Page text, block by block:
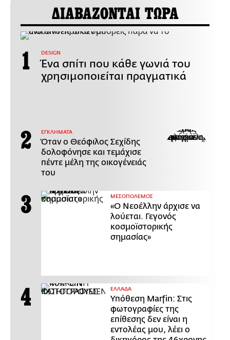
ΔΙΑΒΑΖΟΝΤΑΙ ΤΩΡΑ
DESIGN
Ένα σπίτι που κάθε γωνιά του
χρησιμοποιείται πραγματικά
ΕΓΚΛΗΜΑΤΑ
Όταν ο Θεόφιλος Σεχίδης
δολοφόνησε και τεμάχισε
πέντε μέλη της οικογένειάς
του
ΜΕΣΟΠΟΛΕΜΟΣ
«Ο Νεοέλλην άρχισε να
λούεται. Γεγονός
κοσμοϊστορικής
σημασίας»
ΕΛΛΑΔΑ
Υπόθεση Marfin: Στις
φωτογραφίες της
επίθεσης δεν είναι η
εντολέας μου, λέει ο